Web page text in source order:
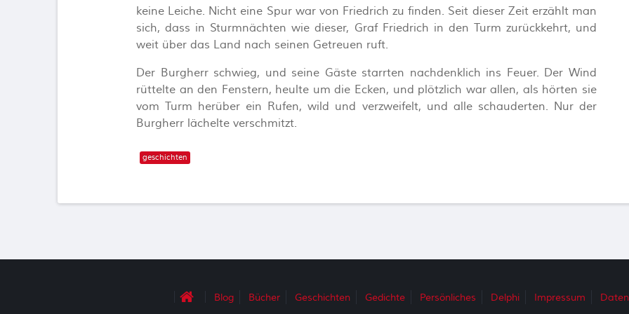
keine Leiche. Nicht eine Spur war von Friedrich zu finden. Seit dieser Zeit erzählt man
sich, dass in Sturmnächten wie dieser, Graf Friedrich in den Turm zurückkehrt, und
weit über das Land nach seinen Getreuen ruft.
Der Burgherr schwieg, und seine Gäste starrten nachdenklich ins Feuer. Der Wind
rüttelte an den Fenstern, heulte um die Ecken, und plötzlich war allen, als hörten sie
vom Turm herüber ein Rufen, wild und verzweifelt, und alle schauderten. Nur der
Burgherr lächelte verschmitzt.
geschichten
Blog Bücher Geschichten Gedichte Persönliches Delphi Impressum